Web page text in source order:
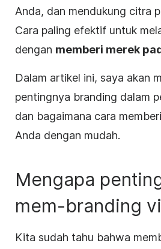
Anda, dan mendukung citra
Cara paling efektif untuk
dengan memberi merek
Dalam artikel ini, saya akan
pentingnya branding dalam
dan bagaimana cara
Anda dengan mudah.
Mengapa
mem-branding
Kita sudah tahu bahwa